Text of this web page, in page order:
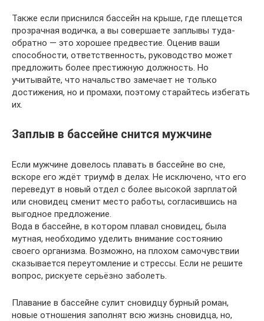
Также если приснился бассейн на крыше, где плещется
прозрачная водичка, а вы совершаете заплывы туда-
обратно — это хорошее предвестие. Оценив ваши
способности, ответственность, руководство может
предложить более престижную должность. Но
учитывайте, что начальство замечает не только
достижения, но и промахи, поэтому старайтесь избегать
их.
Заплыв в бассейне снится мужчине
Если мужчине довелось плавать в бассейне во сне,
вскоре его ждёт триумф в делах. Не исключено, что его
переведут в новый отдел с более высокой зарплатой
или сновидец сменит место работы, согласившись на
выгодное предложение.
Вода в бассейне, в котором плавал сновидец, была
мутная, необходимо уделить внимание состоянию
своего организма. Возможно, на плохом самочувствии
сказывается переутомление и стрессы. Если не решите
вопрос, рискуете серьёзно заболеть.
Плавание в бассейне сулит сновидцу бурный роман,
новые отношения заполнят всю жизнь сновидца, но,